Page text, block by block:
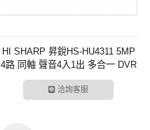
HI SHARP 昇銳HS-HU4311 5MP
4路 同軸 聲音4入1出 多合一 DVR
錄放影機
洽詢客服